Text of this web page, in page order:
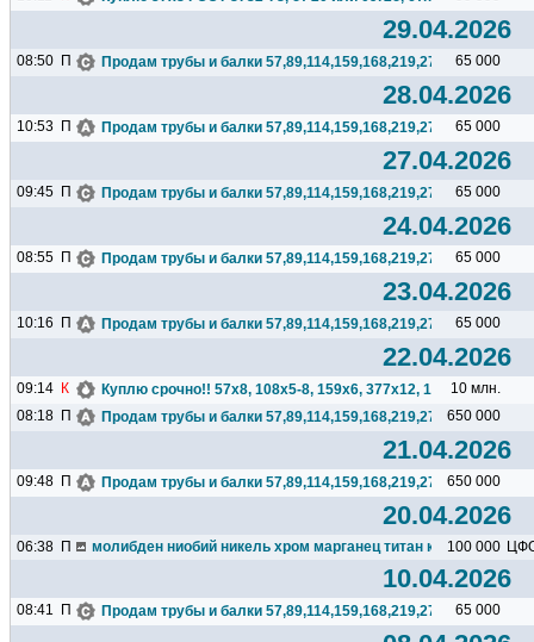
29.04.2026
08:50 П Продам трубы и балки 65 000
28.04.2026
10:53 П Продам трубы и балки 65 000
27.04.2026
09:45 П Продам трубы и балки 65 000
24.04.2026
08:55 П Продам трубы и балки 65 000
23.04.2026
10:16 П Продам трубы и балки 65 000
22.04.2026
09:14 К Куплю срочно!! 57х8, 108х5-8, 159х6, 377х12, 1020х12 ...
10 млн.
08:18 П Продам трубы и балки 650 000
21.04.2026
09:48 П Продам трубы и балки 650 000
20.04.2026
06:38 П молибден ниобий никель хром марганец титан кремний чугун
100 000
10.04.2026
08:41 П Продам трубы и балки 65 000